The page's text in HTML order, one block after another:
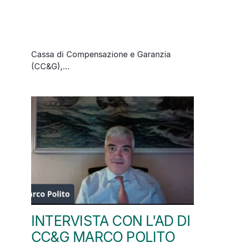
Cassa di Compensazione e Garanzia
(CC&G),…
INTERVISTA CON L'AD DI
CC&G MARCO POLITO